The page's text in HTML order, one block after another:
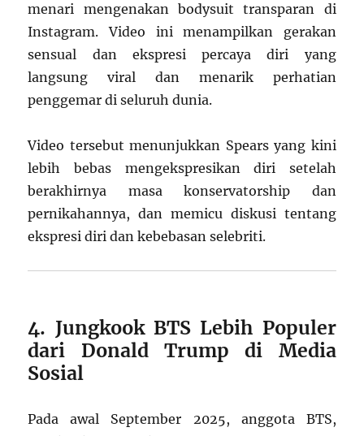
menari mengenakan bodysuit transparan di
Instagram. Video ini menampilkan gerakan
sensual dan ekspresi percaya diri yang
langsung viral dan menarik perhatian
penggemar di seluruh dunia.
Video tersebut menunjukkan Spears yang kini
lebih bebas mengekspresikan diri setelah
berakhirnya masa konservatorship dan
pernikahannya, dan memicu diskusi tentang
ekspresi diri dan kebebasan selebriti.
4. Jungkook BTS Lebih Populer
dari Donald Trump di Media
Sosial
Pada awal September 2025, anggota BTS,